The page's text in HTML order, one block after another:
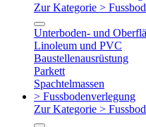
Zur Kategorie >
Unterboden- und
Linoleum und PVC
Baustellenausrüstung
Parkett
Spachtelmassen
> Fussbodenverlegung
Zur Kategorie >